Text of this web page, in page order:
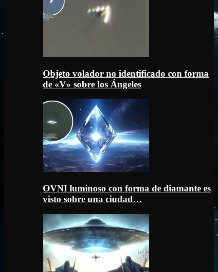
Objeto volador no identificado con forma
de «V» sobre los Ángeles
OVNI luminoso con forma de diamante es
visto sobre una ciudad…